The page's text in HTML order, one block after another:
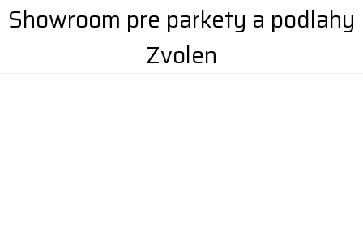
Showroom pre parkety a podlahy
Zvolen